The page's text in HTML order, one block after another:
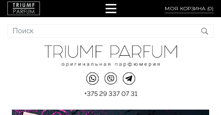
МОЯ КОРЗИНА (0)
+375 29 337 07 31